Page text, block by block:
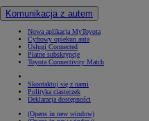
Komunikacja z autem
Nowa aplikacja MyToyota
Cyfrowy opiekun auta
Usługi Connected
Płatne subskrypcje
Toyota Connectivity Match
Skontaktuj się z nami
Polityka ciasteczek
Deklaracja dostępności
(Opens in new window)